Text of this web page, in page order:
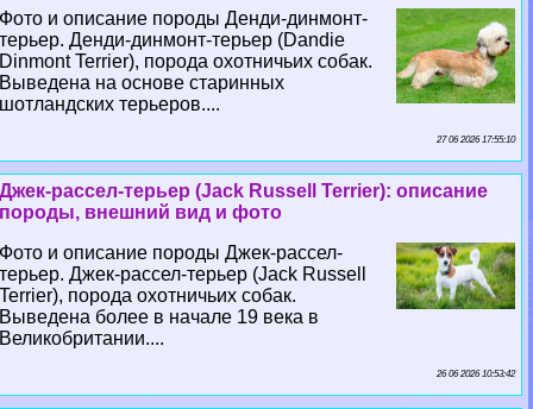
Фото и описание породы Денди-динмонт-
терьер. Денди-динмонт-терьер (Dandie
Dinmont Terrier), порода охотничьих собак.
Выведена на основе старинных
шотландских терьеров....
27 06 2026 17:55:10
Джек-рассел-терьер (Jack Russell Terrier): описание
породы, внешний вид и фото
Фото и описание породы Джек-рассел-
терьер. Джек-рассел-терьер (Jack Russell
Terrier), порода охотничьих собак.
Выведена более в начале 19 века в
Великобритании....
26 06 2026 10:53:42